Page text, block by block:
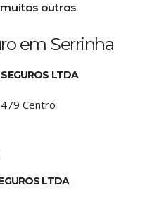
outros
em Serrinha
LTDA
Centro
LTDA